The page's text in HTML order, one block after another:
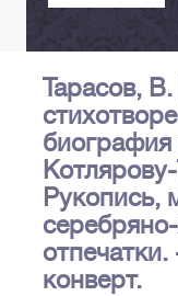
Тарасов,
Рукопись,
конверт.